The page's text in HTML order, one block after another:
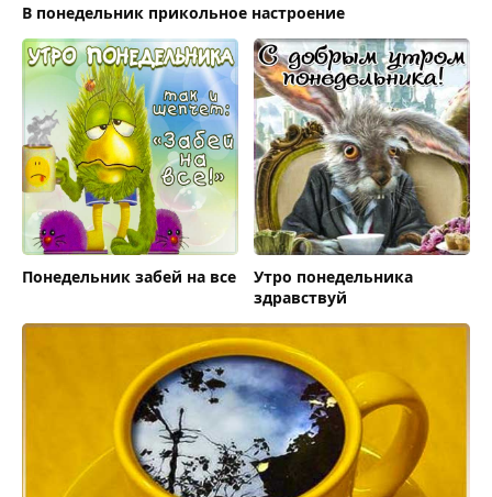
В понедельник прикольное настроение
Понедельник забей на все
Утро понедельника
здравствуй